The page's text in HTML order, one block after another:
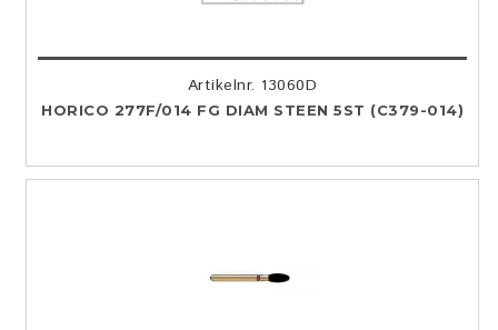
Artikelnr. 13060D
HORICO 277F/014 FG DIAM STEEN 5ST (C379-014)